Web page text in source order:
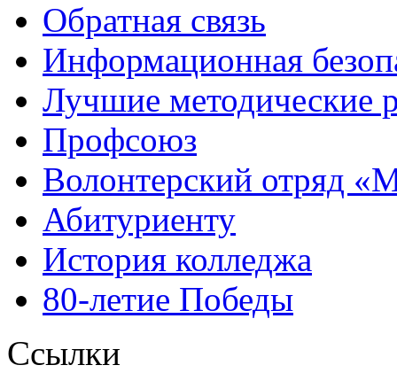
Обратная связь
Информационная
Лучшие методические
Профсоюз
Волонтерский отряд
Абитуриенту
История колледжа
80-летие Победы
Ссылки